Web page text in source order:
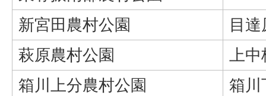
新宮田農村公園
目
萩原農村公園
上中
箱川上分農村公園
箱川